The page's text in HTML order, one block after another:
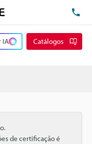
IA Catálogos
de certificação é